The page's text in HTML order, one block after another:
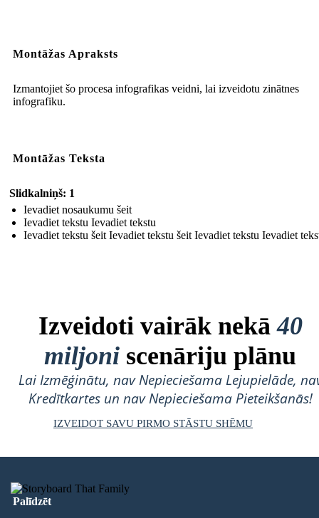
Montāžas Apraksts
Izmantojiet šo procesa infografikas veidni, lai izveidotu zinātnes
infografiku.
Montāžas Teksta
Slidkalniņš: 1
Ievadiet nosaukumu šeit
Ievadiet tekstu Ievadiet tekstu
Ievadiet tekstu šeit Ievadiet tekstu šeit Ievadiet tekstu Ievadiet
Izveidoti vairāk nekā40
miljoni scenāriju plānu
Lai Izmēģinātu, nav Nepieciešama Lejupielāde,
Kredītkartes un nav Nepieciešama Pieteikšanās!
IZVEIDOT SAVU PIRMO STĀSTU SHĒMU
Palīdzēt